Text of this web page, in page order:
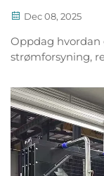
Dec 08, 2025
Oppdag hvordan
strømforsyning,
fordelene og